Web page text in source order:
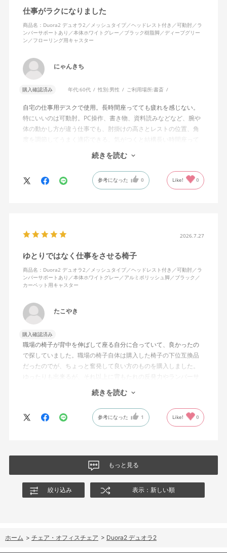
仕事がラクになりました
商品名：Duora2 デュオラ2／メッシュタイプ／ヘッドレスト付き／可動肘／ラ
ンバーサポートあり／本体ホワイトグレー／ブラック樹脂脚／ディープグリー
ン／フローリング用キャスター
にゃんきち
購入確認済み 年代:60代 性別:男性 ご利用場所:書斎
自宅の仕事用デスクで使用。長時間座ってても疲れを感じない。
特にいいのは可動肘。PC操作、書き物、資料読みなどなど、腕や
体の動かし方が違う仕事でも、肘掛けの高さとレストの位置、角
度を調節してうまく適応できる。気がつくと結構長い時間座って
ランバーサポートは思ったよりやさしいサポート。従来使ってい
た骨盤サポートチェアよりも支える感じは緩やかだが、姿勢の崩
の夏の暑さを考えてメッシュを選んで正解。暑気が上がる2階の仕
ープグリーンも爽やかさを感じさせてGOOD。
シンプルで機能性の高いバランスのとれたチェア。背面とヘッド
レストにもたれかかるような使い方はまだあまりしていないが、
続きを読む
参考になった 0 Like! 0
2026.7.27
ゆとりではなく仕事をさせる椅子
商品名：Duora2 デュオラ2／メッシュタイプ／ヘッドレスト付き／可動肘／ラ
ンバーサポートあり／本体ホワイトグレー／アルミポリッシュ脚／ブラック／
カーペット用キャスター
たこやき
購入確認済み
職場の椅子が背中を伸ばして座る自分に合っていて、良かったの
で探していました。職場の椅子自体は購入した椅子の下位互換品
だったのでが、ちょっと奮発して良い方のものを購入しました。
ゆったりも出来るが、それ以上に背もたれの反発力やランバーサ
ポートを突き出したり出来るので、モニターに向かわす方にも力
が入っていて仕事をするにはすごく良い椅子でした。
続きを読む
参考になった 1 Like! 0
もっと見る
絞り込み 表示：新しい順
ホーム > チェア・オフィスチェア > Duora2 デュオラ2